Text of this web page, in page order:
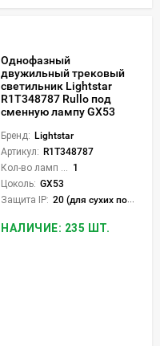
Однофазный
двужильный трековый
светильник Lightstar
R1T348787 Rullo под
сменную лампу GX53
Бренд: Lightstar
Артикул: R1T348787
1
Цоколь: GX53
Защита IP: 20 (для сухих пом.)
НАЛИЧИЕ: 235 ШТ.